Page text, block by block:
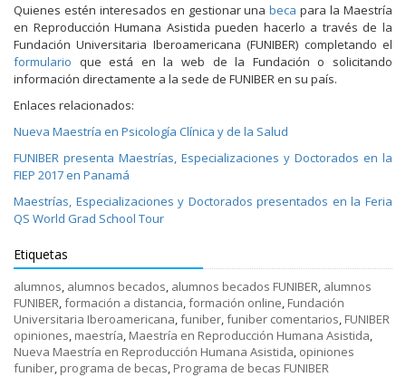
Quienes estén interesados en gestionar unabeca para la Maestría
en Reproducción Humana Asistida pueden hacerlo a través de la
Fundación Universitaria Iberoamericana (FUNIBER) completando el
formulario que está en la web de la Fundación o solicitando
información directamente a la sede de FUNIBER en su país.
Enlaces relacionados:
Nueva Maestría en Psicología Clínica y de la Salud
FUNIBER presenta Maestrías, Especializaciones y Doctorados en la
FIEP 2017 en Panamá
Maestrías, Especializaciones y Doctorados presentados en la Feria
QS World Grad School Tour
Etiquetas
alumnos alumnos becados alumnos becados FUNIBER alumnos
FUNIBER formación a distancia formación online Fundación
Universitaria Iberoamericana funiber funiber comentarios FUNIBER
opiniones maestría Maestría en Reproducción Humana Asistida
Nueva Maestría en Reproducción Humana Asistida opiniones
funiber programa de becas Programa de becas FUNIBER